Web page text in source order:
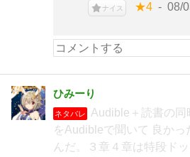
ナイス ★4 08/
ひみーり
ネタバレ
Audible＋読書の同
をAudibleで聞いて 良か
んだ。３章４章は特段ド